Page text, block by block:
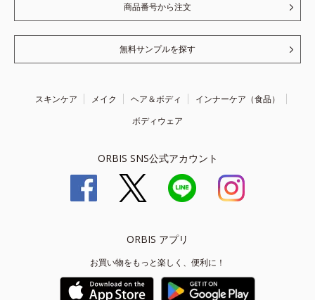
商品番号から注文
無料サンプルを探す
スキンケア メイク ヘア＆ボディ
インナーケア（食品）
ボディウェア
ORBIS SNS公式アカウント
ORBIS アプリ
お買い物をもっと楽しく、便利に！